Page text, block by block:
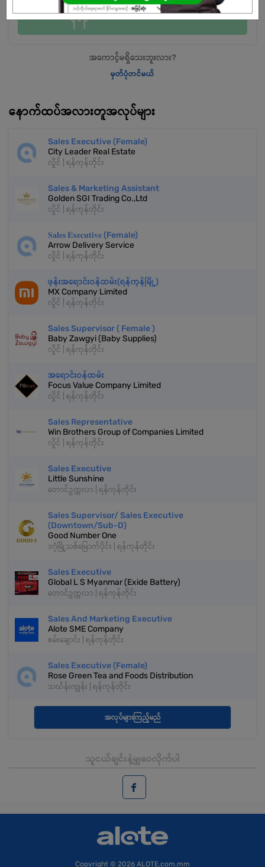
အလုပ်လျှောက်ရန် ဒီနေရာကို နှိပ်ပါ
အကောင့်မရှိသေးဘူးလား?
မှတ်ပုံတင်မယ်
နောက်ထပ်အလားတူအလုပ်များ
Sales Executive (Female)
City Leader Real Estate
လှိုင် | ရန်ကုန်တိုင်း
Sales & Marketing Assistant
Golden SGI Trading Co.,Ltd
လှိုင် | ရန်ကုန်တိုင်း
𝐒𝐚𝐥𝐞𝐬 𝐄𝐱𝐞𝐜𝐮𝐭𝐢𝐯𝐞 (Female)
Arrow Delivery Service
လှိုင် | ရန်ကုန်တိုင်း
ဖုန်းအရောင်းဝန်ထမ်း(ရန်ကုန်မြို့)
MX Company Limited
လှိုင် | ရန်ကုန်တိုင်း
Sales Supervisor ( Female )
Baby Zawgyi (Baby Supplies)
လှိုင် | ရန်ကုန်တိုင်း
အရောင်းဝန်ထမ်း
Focus Value Company Limited
လှိုင် | ရန်ကုန်တိုင်း
Sales Representative
Win Brothers Group of Companies Limited
လှိုင် | ရန်ကုန်တိုင်း
Sales Executive
Little Sunshine
တောင်ဥက္ကလာ | ရန်ကုန်တိုင်း
Sales Supervisor/ Sales Executive
(Downtown/Sub-D)
Good Number One
ဒဂုံမြို့သစ်မြောက်ပိုင်း | ရန်ကုန်တိုင်း
Sales Executive
Global L S Myanmar (Exide Battery)
တောင်ဥက္ကလာ | ရန်ကုန်တိုင်း
Sales And Marketing Executive
Alote SME Company
စမ်းချောင်း | ရန်ကုန်တိုင်း
Sales Executive (Female)
Rose Green Tea and Foods Distribution
သင်္ဃန်းကျွန်း | ရန်ကုန်တိုင်း
အလုပ်များကြည့်မည်
သူငယ်ချင်းနဲ့မျှဝေလိုက်ပါ
Copyright © 2026 ALOTE.com.mm